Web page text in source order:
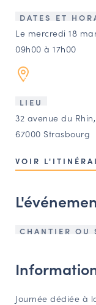
CONTACT
Agenda
OFFRES
OUTILS EN
DATES ET
Le mercredi 18
09h00 à 17h00
LIEU
32 avenue du
67000 Strasbourg
VOIR
CHANTIER OU
Journée dédiée à